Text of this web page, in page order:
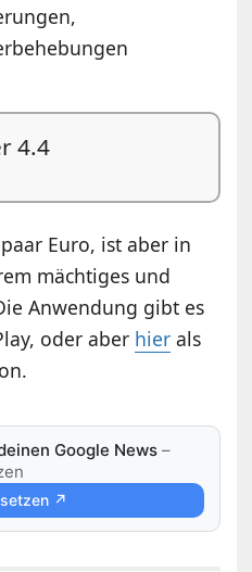
4.4
Euro, ist aber in
mächtiges und
Anwendung gibt es
oder aber hier als
Google News –
↗